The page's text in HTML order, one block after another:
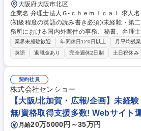
大阪府大阪市北区
企業名 弁理士法人Ｇ‐ｃｈｅｍｉｃａｌ 求人名 面接1回★梅田×特許事務
(初級程度の英語の読み書き必須)/未経験・第二新卒可 仕事の
務所における国内外案件の事務、秘書、弁理
ます。海外案件についてもひな形がございま
目があった」などのレベルの英語力があれば未経験
的には】 ・国内、外国代理人に対する各種手
アントとのコレポン業務。 ・クライアント宛
限、年金等各種管理業務。 ・電子包袋、データベ
種 面接1回★梅田×特許事務(初級程度の英語の
二新卒可
業界未経験歓迎 年間休日120日以上 月平均残
英語
退職金あり 完全週休2日制 土日祝休み
契約社員
株式会社センショー
【大阪/北加賀・広報/企画】未経
無/資格取得支援多数! Webサイト
月給20万5000円～35万円